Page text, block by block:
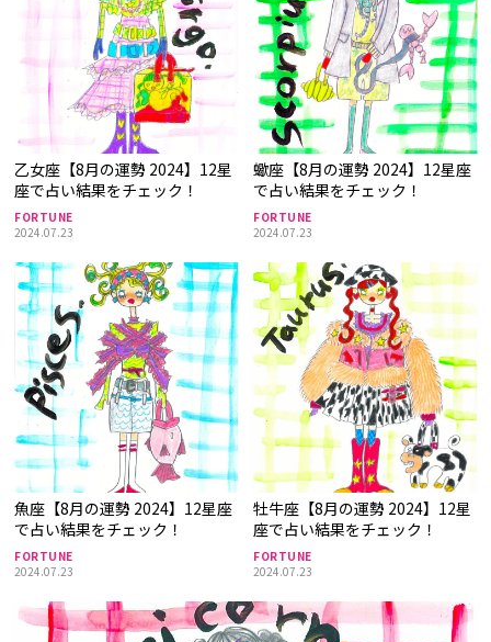
乙女座【8月の運勢 2024】12星
座で占い結果をチェック！
FORTUNE
2024.07.23
蠍座【8月の運勢 2024】12星座
で占い結果をチェック！
FORTUNE
2024.07.23
魚座【8月の運勢 2024】12星座
で占い結果をチェック！
FORTUNE
2024.07.23
牡牛座【8月の運勢 2024】12星
座で占い結果をチェック！
FORTUNE
2024.07.23